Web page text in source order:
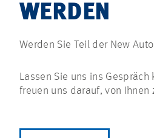
WERDEN
Werden Sie Teil der New
Lassen Sie uns ins
freuen uns darauf, von Ihnen